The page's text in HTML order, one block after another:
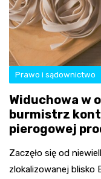
Prawo i sądownictwo
Widuchowa w
burmistrz
pierogowej
Zaczęło się od
zlokalizowanej blisko